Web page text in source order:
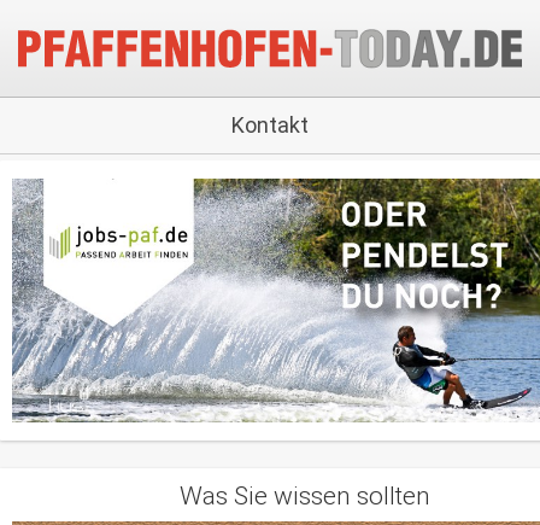
Kontakt
Was Sie wissen sollten